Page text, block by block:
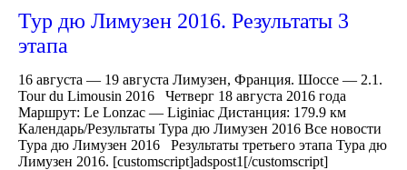
Тур дю Лимузен 2016. Результаты 3
этапа
16 августа — 19 августа Лимузен, Франция. Шоссе — 2.1.
Tour du Limousin 2016 Четверг 18 августа 2016 года
Маршрут: Le Lonzac — Liginiac Дистанция: 179.9 км
Календарь/Результаты Тура дю Лимузен 2016 Все новости
Тура дю Лимузен 2016 Результаты третьего этапа Тура дю
Лимузен 2016. [customscript]adspost1[/customscript]